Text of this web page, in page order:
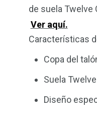
de suela Twelve
Ver aquí.
Características
Copa del
Suela
Diseño